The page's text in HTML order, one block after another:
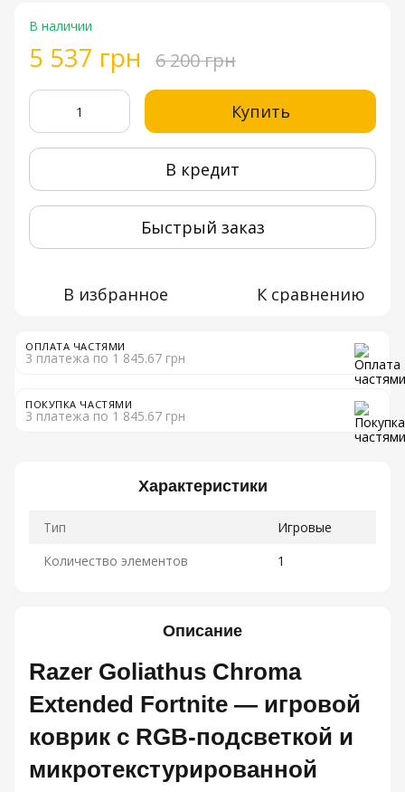
В наличии
5 537 грн 6 200 грн
Купить
В кредит
Быстрый заказ
В избранное К сравнению
ОПЛАТА ЧАСТЯМИ
3 платежа по 1 845.67 грн
ПОКУПКА ЧАСТЯМИ
3 платежа по 1 845.67 грн
Характеристики
Тип
Игровые
Количество элементов
1
Описание
Razer Goliathus Chroma
Extended Fortnite — игровой
коврик с RGB‑подсветкой и
микротекстурированной